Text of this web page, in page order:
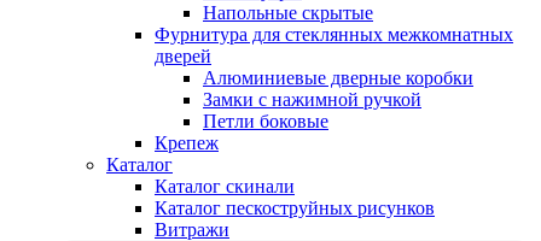
Напольные скрытые
Фурнитура для стеклянных межкомнатных
дверей
Алюминиевые дверные коробки
Замки с нажимной ручкой
Петли боковые
Крепеж
Каталог
Каталог скинали
Каталог пескоструйных рисунков
Витражи